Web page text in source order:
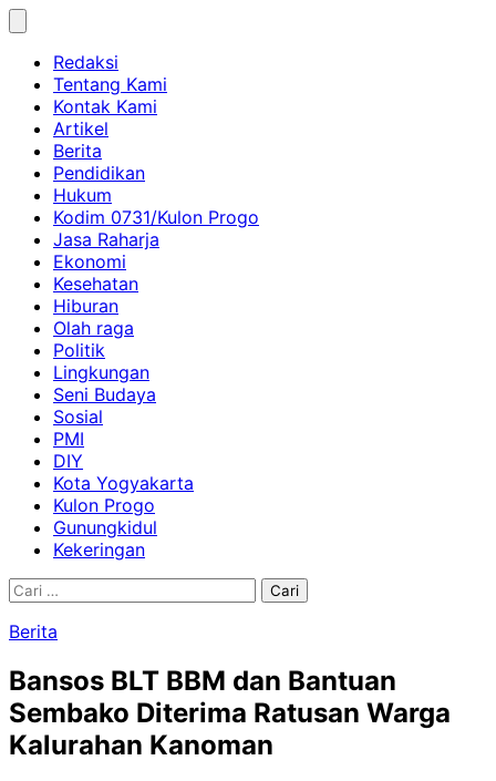
Skip
contentRedaksi
Tentang Kami
Kontak Kami
Artikel
Berita
Pendidikan
Hukum
Kodim 0731/Kulon Progo
Jasa Raharja
Ekonomi
Kesehatan
Hiburan
Olah raga
Politik
Lingkungan
Seni Budaya
Sosial
PMI
DIY
Kota Yogyakarta
Kulon Progo
Gunungkidul
Kekeringan
Cari
Berita
Bansos BLT BBM dan Bantuan
Sembako Diterima Ratusan Warga
Kalurahan Kanoman